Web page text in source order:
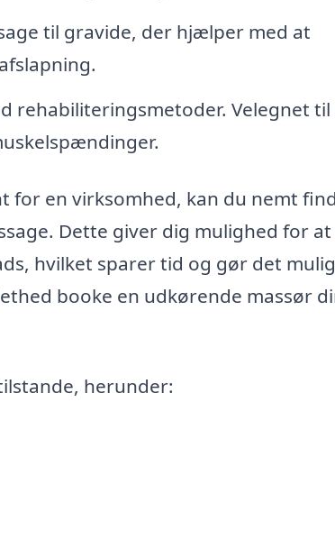
til gravide, der hjælper med at
rehabiliteringsmetoder. Velegnet til
en virksomhed, kan du nemt
Dette giver dig mulighed for
hvilket sparer tid og gør det
booke en udkørende massør
herunder: